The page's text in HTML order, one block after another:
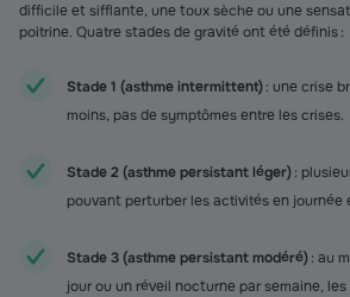
difficile et sifflante, une toux sèche ou une
poitrine. Quatre stades de gravité ont été définis :
Stade 1 (asthme intermittent): une crise
moins, pas de symptômes entre les crises.
Stade 2 (asthme persistant léger):
pouvant perturber les activités en journée
Stade 3 (asthme persistant modéré): au
jour ou un réveil nocturne par semaine,